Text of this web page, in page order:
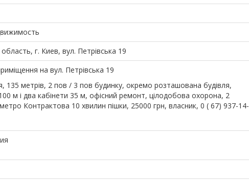
г. Киев, вул. Петрівська 19
на вул. Петрівська 19
135 метрів, 2 пов / 3 пов будинку, окремо розташована будівля,
м і два кабінети 35 м, офісний ремонт, цілодобова охорона, 2
Контрактова 10 хвилин пішки, 25000 грн, власник, 0 ( 67) 937-14-